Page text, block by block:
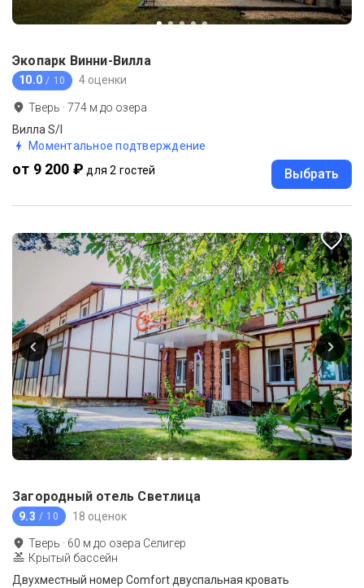
Экопарк Винни-Вилла
10.0 / 10 4 оценки
Тверь ·774 м до озера
Вилла S/I
Моментальное подтверждение
от 9 200 ₽ для 2 гостей Выбрать
Загородный отель Светлица
9.3 / 10 18 оценок
Тверь · 60 м до озера Селигер
Крытый бассейн
Двухместный номер Comfort двуспальная кровать